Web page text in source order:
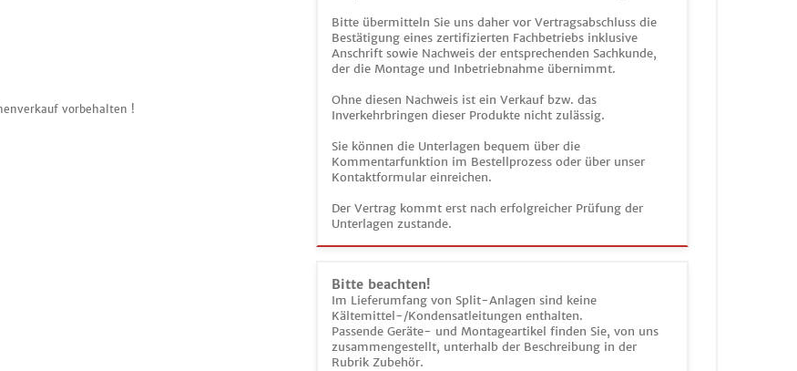
Bitte übermitteln Sie uns daher vor Vertragsabschluss die
Bestätigung eines zertifizierten Fachbetriebs inklusive
Anschrift sowie Nachweis der entsprechenden Sachkunde,
der die Montage und Inbetriebnahme übernimmt.
Ohne diesen Nachweis ist ein Verkauf bzw. das
Inverkehrbringen dieser Produkte nicht zulässig.
Sie können die Unterlagen bequem über die
Kommentarfunktion im Bestellprozess oder über unser
Kontaktformular einreichen.
Der Vertrag kommt erst nach erfolgreicher Prüfung der
Unterlagen zustande.
Bitte beachten!
Im Lieferumfang von Split-Anlagen sind keine
Kältemittel-/Kondensatleitungen enthalten.
Passende Geräte- und Montageartikel finden Sie, von uns
zusammengestellt, unterhalb der Beschreibung in der
Rubrik Zubehör.
vorbehalten !